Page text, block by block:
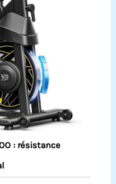
: résistance